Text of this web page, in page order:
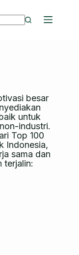
besar
untuk
industri.
Top 100
Indonesia,
sama dan
terjalin: